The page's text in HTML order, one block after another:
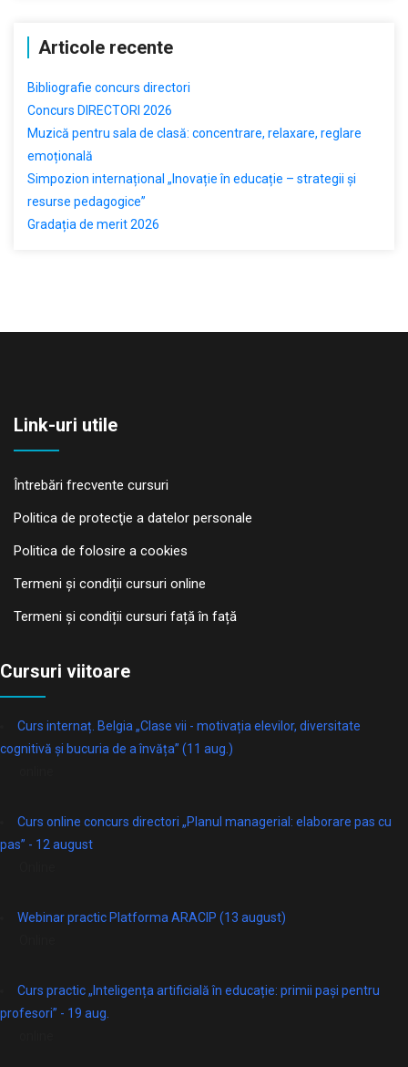
Articole recente
Bibliografie concurs directori
Concurs DIRECTORI 2026
Muzică pentru sala de clasă: concentrare, relaxare, reglare
emoțională
Simpozion internațional „Inovație în educație – strategii și
resurse pedagogice”
Gradația de merit 2026
Link-uri utile
Întrebări frecvente cursuri
Politica de protecţie a datelor personale
Politica de folosire a cookies
Termeni și condiții cursuri online
Termeni și condiții cursuri față în față
Cursuri viitoare
Curs internaț. Belgia „Clase vii - motivația elevilor, diversitate
cognitivă și bucuria de a învăța” (11 aug.)
Curs online concurs directori „Planul managerial: elaborare pas cu
pas” - 12 august
Webinar practic Platforma ARACIP (13 august)
Curs practic „Inteligența artificială în educație: primii pași pentru
profesori” - 19 aug.